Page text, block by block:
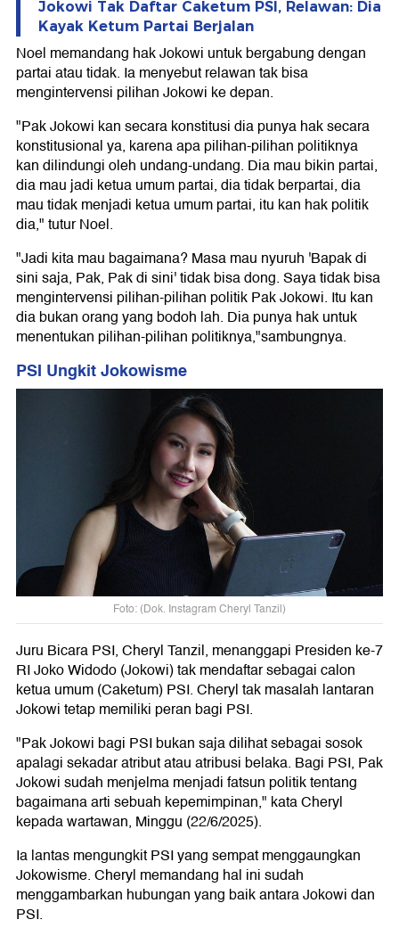
Jokowi Tak Daftar Caketum PSI, Relawan: Dia
Kayak Ketum Partai Berjalan
Noel memandang hak Jokowi untuk bergabung dengan
partai atau tidak. Ia menyebut relawan tak bisa
mengintervensi pilihan Jokowi ke depan.
"Pak Jokowi kan secara konstitusi dia punya hak secara
konstitusional ya, karena apa pilihan-pilihan politiknya
kan dilindungi oleh undang-undang. Dia mau bikin partai,
dia mau jadi ketua umum partai, dia tidak berpartai, dia
mau tidak menjadi ketua umum partai, itu kan hak politik
dia," tutur Noel.
"Jadi kita mau bagaimana? Masa mau nyuruh 'Bapak di
sini saja, Pak, Pak di sini' tidak bisa dong. Saya tidak bisa
mengintervensi pilihan-pilihan politik Pak Jokowi. Itu kan
dia bukan orang yang bodoh lah. Dia punya hak untuk
menentukan pilihan-pilihan politiknya,"sambungnya.
PSI Ungkit Jokowisme
Foto: (Dok. Instagram Cheryl Tanzil)
Juru Bicara PSI, Cheryl Tanzil, menanggapi Presiden ke-7
RI Joko Widodo (Jokowi) tak mendaftar sebagai calon
ketua umum (Caketum) PSI. Cheryl tak masalah lantaran
Jokowi tetap memiliki peran bagi PSI.
"Pak Jokowi bagi PSI bukan saja dilihat sebagai sosok
apalagi sekadar atribut atau atribusi belaka. Bagi PSI, Pak
Jokowi sudah menjelma menjadi fatsun politik tentang
bagaimana arti sebuah kepemimpinan," kata Cheryl
kepada wartawan, Minggu (22/6/2025).
Ia lantas mengungkit PSI yang sempat menggaungkan
Jokowisme. Cheryl memandang hal ini sudah
menggambarkan hubungan yang baik antara Jokowi dan
PSI.